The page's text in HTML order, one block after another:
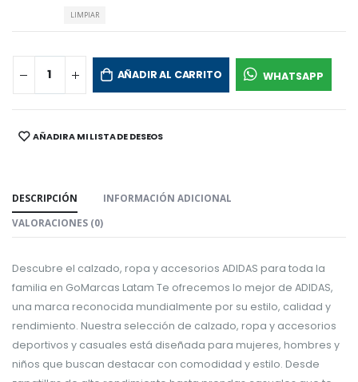
LIMPIAR
AÑADIR AL CARRITO WHATSAPP
SHARE:AÑADIR A MI LISTA DE DESEOS
DESCRIPCIÓN
INFORMACIÓN ADICIONAL
VALORACIONES (0)
Descubre el calzado, ropa y accesorios ADIDAS para toda la
familia en GoMarcas Latam Te ofrecemos lo mejor de ADIDAS,
una marca reconocida mundialmente por su estilo, calidad y
rendimiento. Nuestra selección de calzado, ropa y accesorios
deportivos y casuales está diseñada para mujeres, hombres y
niños que buscan destacar con comodidad y estilo. Desde